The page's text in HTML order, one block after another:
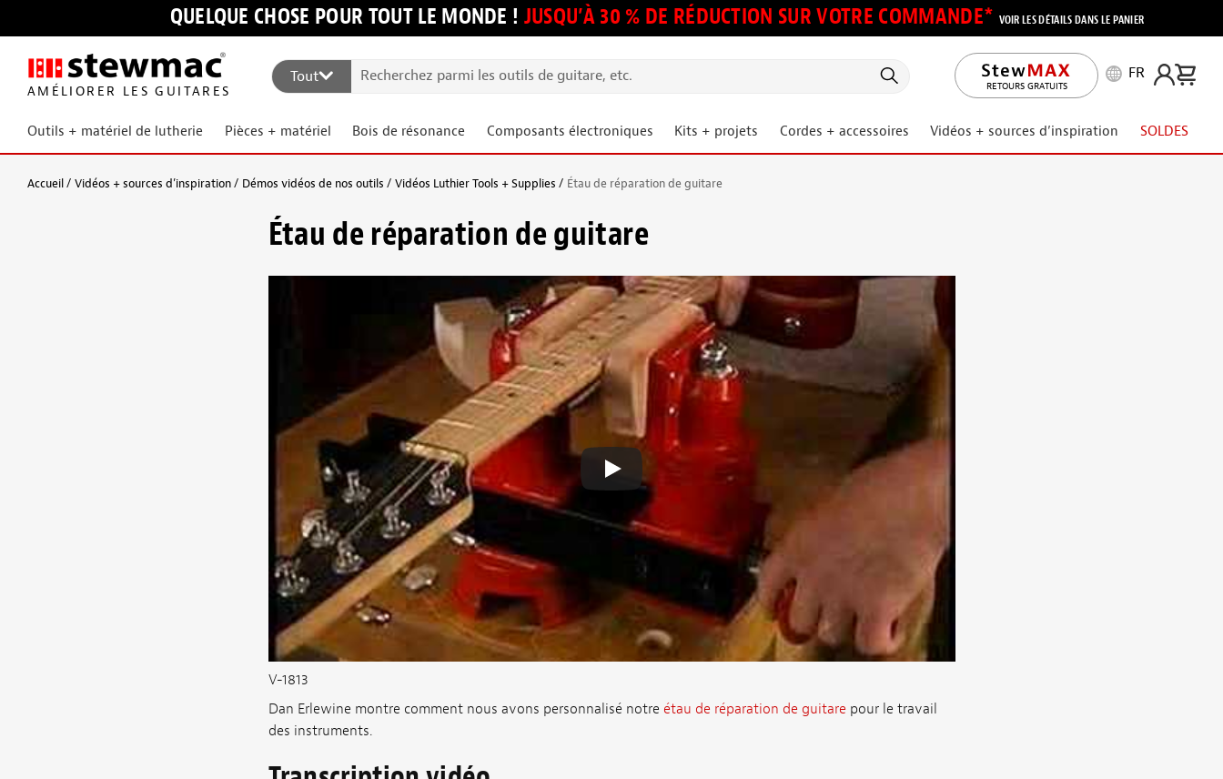
QUELQUE CHOSE POUR TOUT LE MONDE ! JUSQU’À 30 % DE RÉDUCTION SUR VOTRE COMMANDE* VOIR LES DÉTAILS DANS LE PANIER
AMÉLIORER LES GUITARES
Tout
RETOURS GRATUITS
FR
Outils + matériel de lutherie Pièces + matériel Bois de résonance Composants électroniques Kits + projets Cordes + accessoires Vidéos + sources d’inspiration SOLDES
Accueil Vidéos + sources d’inspiration Démos vidéos de nos outils Vidéos Luthier Tools + Supplies Étau de réparation de guitare
Étau de réparation de guitare
V-1813
Dan Erlewine montre comment nous avons personnalisé notre étau de réparation de guitare pour le travail
des instruments.